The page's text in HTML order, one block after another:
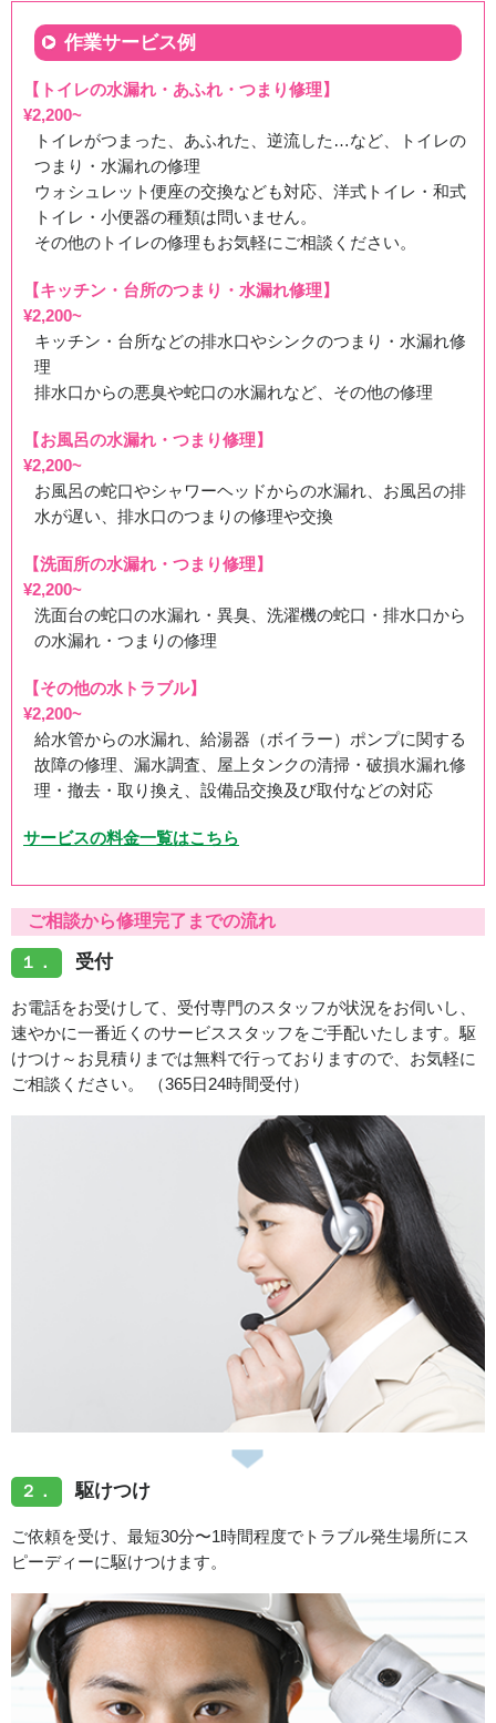
2026/07/31
徳島県阿波市市場町へ台所蛇口水漏れ修理のご依頼でお伺
いいたしました
2026/07/31
いたしました
2026/07/31
徳島県徳島市八万町へトイレ水漏れ修理のご依頼でお伺い
いたしました
スタッフの修理報告や事例の一覧はこちら
作業サービス例
【トイレの水漏れ・あふれ・つまり修理】
¥2,200~
トイレがつまった、あふれた、逆流した…など、トイレの
つまり・水漏れの修理
ウォシュレット便座の交換なども対応、洋式トイレ・和式
トイレ・小便器の種類は問いません。
その他のトイレの修理もお気軽にご相談ください。
【キッチン・台所のつまり・水漏れ修理】
¥2,200~
キッチン・台所などの排水口やシンクのつまり・水漏れ修
理
排水口からの悪臭や蛇口の水漏れなど、その他の修理
【お風呂の水漏れ・つまり修理】
¥2,200~
お風呂の蛇口やシャワーヘッドからの水漏れ、お風呂の排
水が遅い、排水口のつまりの修理や交換
【洗面所の水漏れ・つまり修理】
¥2,200~
洗面台の蛇口の水漏れ・異臭、洗濯機の蛇口・排水口から
の水漏れ・つまりの修理
【その他の水トラブル】
¥2,200~
給水管からの水漏れ、給湯器（ボイラー）ポンプに関する
故障の修理、漏水調査、屋上タンクの清掃・破損水漏れ修
理・撤去・取り換え、設備品交換及び取付などの対応
サービスの料金一覧はこちら
ご相談から修理完了までの流れ
１． 受付
お電話をお受けして、受付専門のスタッフが状況をお伺いし、
速やかに一番近くのサービススタッフをご手配いたします。駆
けつけ～お見積りまでは無料で行っておりますので、お気軽に
ご相談ください。 （365日24時間受付）
２． 駆けつけ
ご依頼を受け、最短30分〜1時間程度でトラブル発生場所にス
ピーディーに駆けつけます。